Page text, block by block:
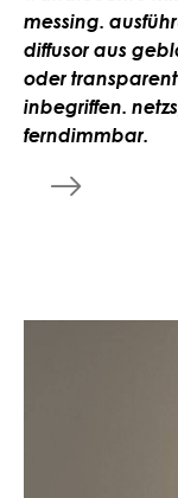
messing.
diffusor aus
oder
inbegriffen.
ferndimmbar.